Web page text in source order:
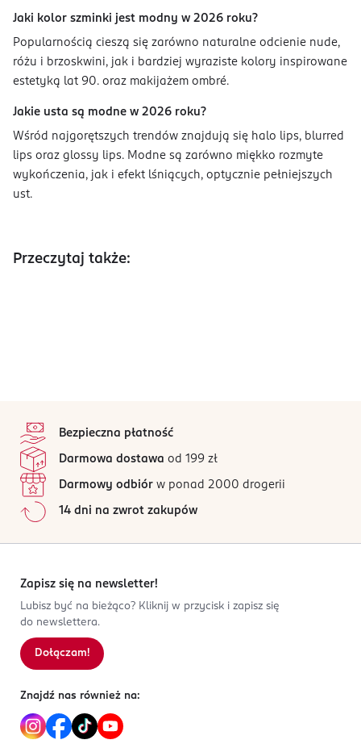
Jaki kolor szminki jest modny w 2026 roku?
Popularnością cieszą się zarówno naturalne odcienie nude,
różu i brzoskwini, jak i bardziej wyraziste kolory inspirowane
estetyką lat 90. oraz makijażem ombré.
Jakie usta są modne w 2026 roku?
Wśród najgorętszych trendów znajdują się halo lips, blurred
lips oraz glossy lips. Modne są zarówno miękko rozmyte
wykończenia, jak i efekt lśniących, optycznie pełniejszych
ust.
Przeczytaj także:
Bezpieczna płatność
Darmowa dostawa od 199 zł
Darmowy odbiór w ponad 2000 drogerii
14 dni na zwrot zakupów
Zapisz się na newsletter!
Lubisz być na bieżąco? Kliknij w przycisk i zapisz się
do newslettera.
Dołączam!
Znajdź nas również na: